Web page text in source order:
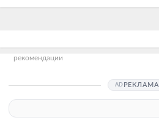
рекомендации
РЕКЛАМА